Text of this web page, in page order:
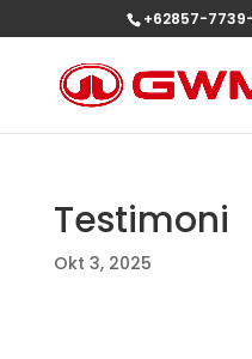
+62857-
Testimoni
Okt 3, 2025